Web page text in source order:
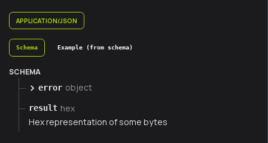
APPLICATION/JSON
Schema Example (from schema)
SCHEMA
error object
result hex
Hex representation of some bytes